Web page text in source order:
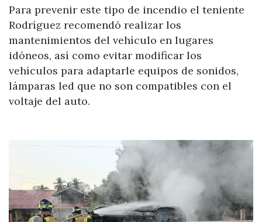
Para prevenir este tipo de incendio el teniente
Rodríguez recomendó realizar los
mantenimientos del vehículo en lugares
idóneos, así como evitar modificar los
vehículos para adaptarle equipos de sonidos,
lámparas led que no son compatibles con el
voltaje del auto.